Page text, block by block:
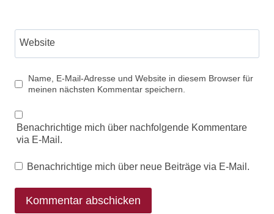
Website
Name, E-Mail-Adresse und Website in diesem Browser für
meinen nächsten Kommentar speichern.
Benachrichtige mich über nachfolgende Kommentare
via E-Mail.
Benachrichtige mich über neue Beiträge via E-Mail.